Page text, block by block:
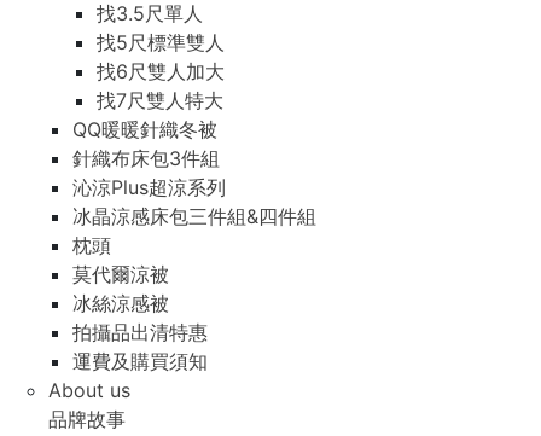
找3.5尺單人
找5尺標準雙人
找6尺雙人加大
找7尺雙人特大
QQ暖暖針織冬被
針織布床包3件組
沁涼Plus超涼系列
冰晶涼感床包三件組&四件組
枕頭
莫代爾涼被
冰絲涼感被
拍攝品出清特惠
運費及購買須知
About us
品牌故事